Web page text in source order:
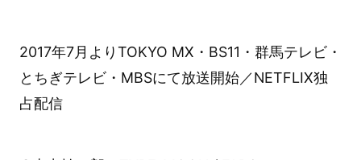
2017年7月よりTOKYO MX・BS11・群馬テレビ・
とちぎテレビ・MBSにて放送開始／NETFLIX独
占配信